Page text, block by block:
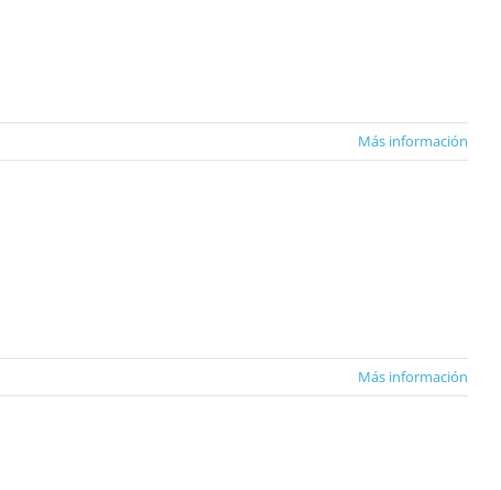
Más información
Más información